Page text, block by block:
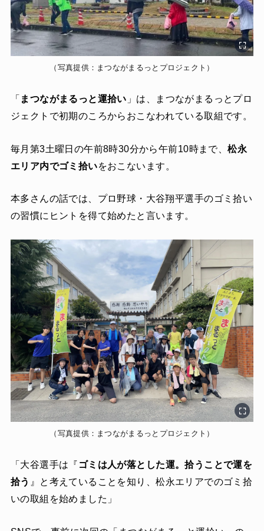
（写真提供：まつながまるっとプロジェクト）
「 まつながまるっと運拾い 」は、まつながまるっとプロ
ジェクトで初期のころからおこなわれている取組です。
毎月第3土曜日の午前8時30分から午前10時まで、松永
エリア内でゴミ拾いをおこないます。
本多さんの話では、プロ野球・大谷翔平選手のゴミ拾い
の習慣にヒントを得て始めたと言います。
（写真提供：まつながまるっとプロジェクト）
「大谷選手は『 ゴミは人が落とした運。拾うことで運を
拾う 』と考えていることを知り、松永エリアでのゴミ拾
いの取組を始めました」